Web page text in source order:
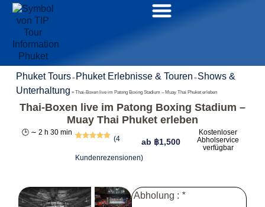
Phuket Tours» Phuket Erlebnisse & Touren » Shows &
Unterhaltung » Thai-Boxen live im Patong Boxing Stadium – Muay Thai Phuket erleben
Thai-Boxen live im Patong Boxing Stadium –
Muay Thai Phuket erleben
von 5,
(4
Kundenrezensionen)
🕒 ∼ 2 h 30 min
Kostenloser
Abholservice
verfügbar
ab ฿1,500
Abholung : *